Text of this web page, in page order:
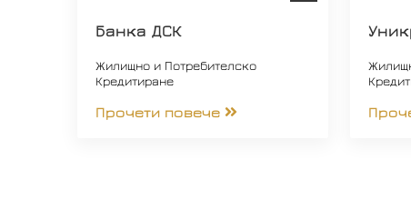
Банка ДСК
Жилищно и Потребителско
Кредитиране
Прочети повече